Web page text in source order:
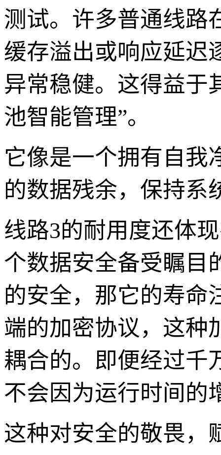
测试。许多普通线路
缓存溢出或响应延迟
异常稳健。这得益于
池智能管理”。
它像是一个拥有自我
的数据残余，保持系
线路3的耐用度还体
个数据安全备受瞩目
的安全，那它的寿命
端的加密协议，这种
耦合的。即便经过千
不会因为运行时间的
这种对安全的敬畏，